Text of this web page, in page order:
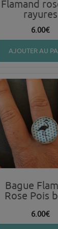
Flamand
rayures
6.00€
AJOUTER AU
Bague
Rose Pois
6.00€